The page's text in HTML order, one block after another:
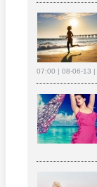
07:00 | 08-06-13 |